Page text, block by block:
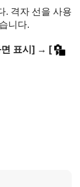
. 격자 선을 사용
니다.
표시] → [